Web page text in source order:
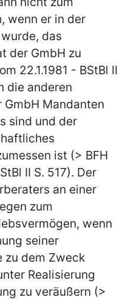
wenn er in der
das
der GmbH zu
22.1.1981 - BStBl II
die anderen
Mandanten
sind und der
ist (> BFH
II S. 517). Der
an einer
zum
wenn
seiner
zu dem Zweck
Realisierung
zu veräußern (>